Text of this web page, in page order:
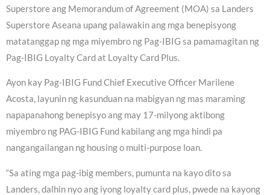
Superstore ang Memorandum of Agreement (MOA) sa Landers
Superstore Aseana upang palawakin ang mga benepisyong
matatanggap ng mga miyembro ng Pag-IBIG sa pamamagitan ng
Pag-IBIG Loyalty Card at Loyalty Card Plus.
Ayon kay Pag-IBIG Fund Chief Executive Officer Marilene
Acosta, layunin ng kasunduan na mabigyan ng mas maraming
napapanahong benepisyo ang may 17-milyong aktibong
miyembro ng PAG-IBIG Fund kabilang ang mga hindi pa
nangangailangan ng housing o multi-purpose loan.
“Sa ating mga pag-ibig members, pumunta na kayo dito sa
Landers, dalhin nyo ang iyong loyalty card plus, pwede na kayong